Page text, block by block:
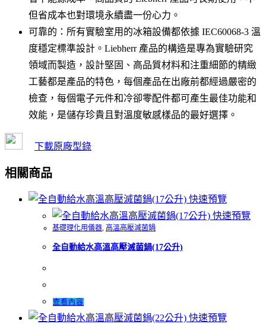
但省成本也對環境永續盡一份心力。
可靠的：所有實驗室用的冰箱設備都依據 IEC60068-3 溫
度穩定標準設計。Liebherr 產品的構造是專為實驗研究
領域而製造，設計堅固、高品質材料和注重細節的精緻
工藝都是產品的特色，每個產品在出廠前都經過嚴密的
檢查，每個電子元件和冷卻零配件都可產生最佳功能和
效能，是儲存珍貴且對溫度敏感樣品的最好選擇。
下載原廠型錄
相關商品
快速預覽
快速預覽
基礎理化用儀器, 高溫高壓滅菌鍋
全自動給水高溫高壓滅菌鍋(17公升)
查看內容
快速預覽